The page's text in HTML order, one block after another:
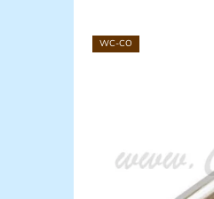
WC-CO